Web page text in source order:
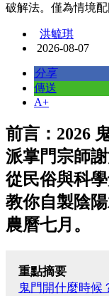
破解法。僅為情境配
洪毓琪
2026-08-07
分享
傳送
A+
前言：2026
派掌門宗師
從民俗與科
教你自製陰
農曆七月。
重點摘要
鬼門開什麼時候